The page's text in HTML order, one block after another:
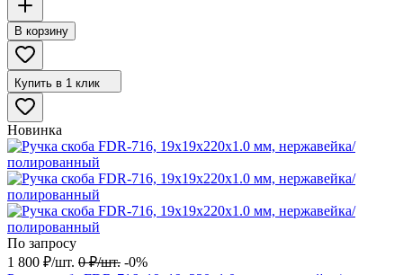
В корзину
Купить в 1 клик
Новинка
По запросу
1 800 ₽/шт. 0 ₽/шт. -0%